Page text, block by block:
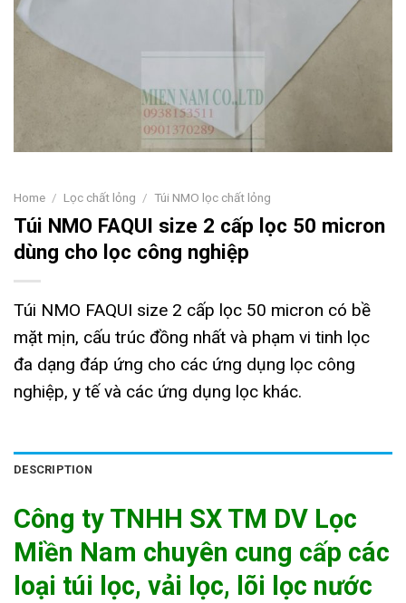
Home / Lọc chất lỏng / Túi NMO lọc chất lỏng
Túi NMO FAQUI size 2 cấp lọc 50 micron
dùng cho lọc công nghiệp
Túi NMO FAQUI size 2 cấp lọc 50 micron có bề
mặt mịn, cấu trúc đồng nhất và phạm vi tinh lọc
đa dạng đáp ứng cho các ứng dụng lọc công
nghiệp, y tế và các ứng dụng lọc khác.
DESCRIPTION
Công ty TNHH SX TM DV Lọc
Miền Nam chuyên cung cấp các
loại túi lọc, vải lọc, lõi lọc nước